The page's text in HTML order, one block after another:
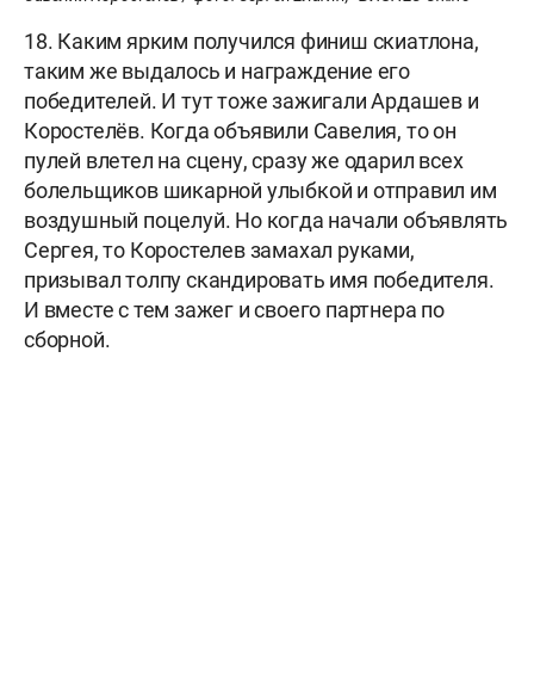
18. Каким ярким получился финиш скиатлона,
таким же выдалось и награждение его
победителей. И тут тоже зажигали Ардашев и
Коростелёв. Когда объявили Савелия, то он
пулей влетел на сцену, сразу же одарил всех
болельщиков шикарной улыбкой и отправил им
воздушный поцелуй. Но когда начали объявлять
Сергея, то Коростелев замахал руками,
призывал толпу скандировать имя победителя.
И вместе с тем зажег и своего партнера по
сборной.